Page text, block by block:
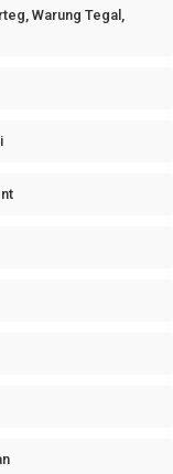
Warung Tegal,